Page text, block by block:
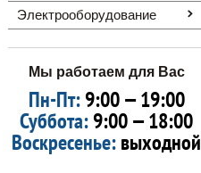
Электрооборудование
Мы работаем для Вас
Пн-Пт:9:00 — 19:00
Суббота:9:00 — 18:00
Воскресенье:выходной